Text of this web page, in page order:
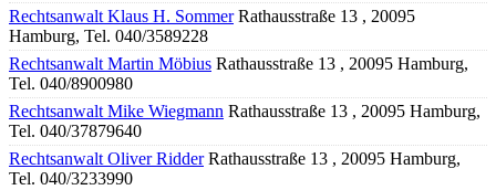
Rechtsanwalt Klaus H. SommerRathausstraße 13 , 20095
Hamburg, Tel. 040/3589228
Rechtsanwalt Martin Möbius Rathausstraße 13 , 20095 Hamburg,
Tel. 040/8900980
Rechtsanwalt Mike Wiegmann Rathausstraße 13 , 20095 Hamburg,
Tel. 040/37879640
Rechtsanwalt Oliver RidderRathausstraße 13 , 20095 Hamburg,
Tel. 040/3233990